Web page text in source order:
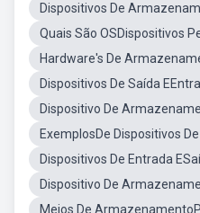
Dispositivos De
Quais São OSDispositivos
Hardware's De
Dispositivos De Saída
Dispositivo De
ExemplosDe Dispositivos
Dispositivos De Entrada
Dispositivo De
Meios De